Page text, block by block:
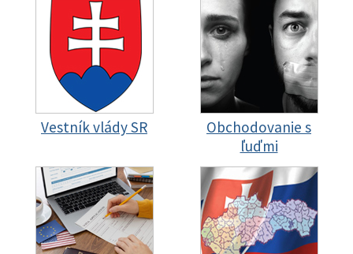
Vestník vlády SR
Obchodovanie s
ľuďmi